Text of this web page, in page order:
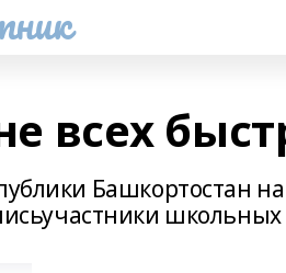
всех
Башкортостан